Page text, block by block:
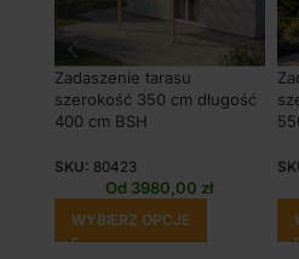
Zadaszenie tarasu
szerokość 350 cm długość
400 cm BSH
SKU: 80423
Od 3980,00 zł
WYBIERZ OPCJE